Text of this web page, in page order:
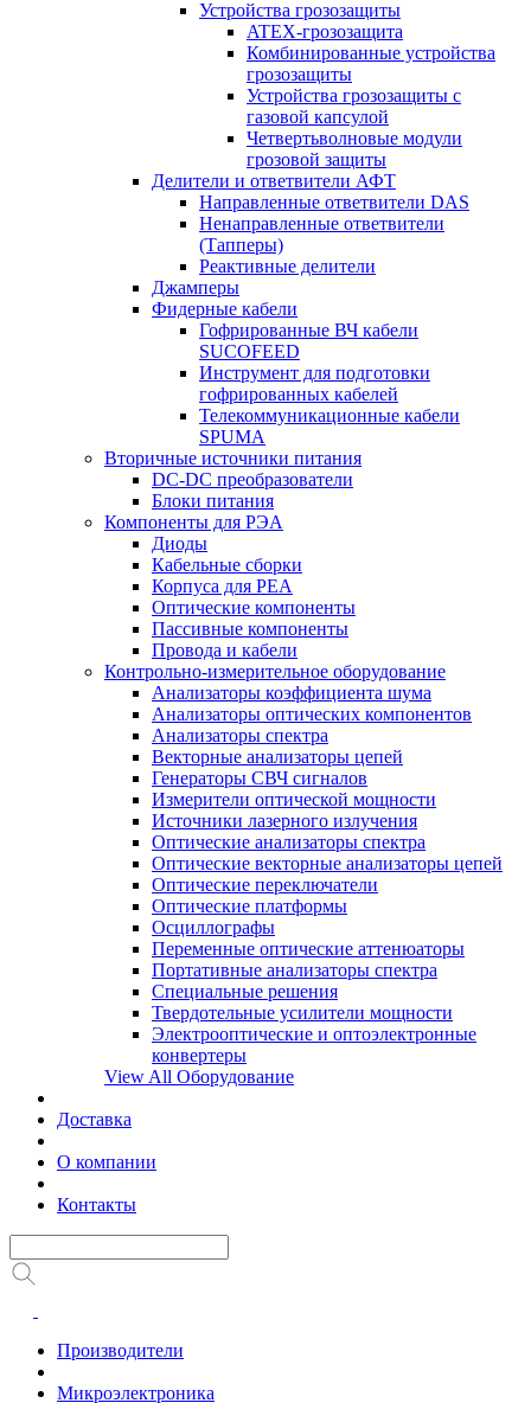
Устройства грозозащиты
ATEX-грозозащита
Комбинированные устройства
грозозащиты
Устройства грозозащиты с
газовой капсулой
Четвертьволновые модули
грозовой защиты
Делители и ответвители АФТ
Направленные ответвители DAS
Ненаправленные ответвители
(Тапперы)
Реактивные делители
Джамперы
Фидерные кабели
Гофрированные ВЧ кабели
SUCOFEED
Инструмент для подготовки
гофрированных кабелей
Телекоммуникационные кабели
SPUMA
Вторичные источники питания
DC-DC преобразователи
Блоки питания
Компоненты для РЭА
Диоды
Кабельные сборки
Корпуса для РЕА
Оптические компоненты
Пассивные компоненты
Провода и кабели
Контрольно-измерительное оборудование
Анализаторы коэффициента шума
Анализаторы оптических компонентов
Анализаторы спектра
Векторные анализаторы цепей
Генераторы СВЧ сигналов
Измерители оптической мощности
Источники лазерного излучения
Оптические анализаторы спектра
Оптические векторные анализаторы цепей
Оптические переключатели
Оптические платформы
Осциллографы
Переменные оптические аттенюаторы
Портативные анализаторы спектра
Специальные решения
Твердотельные усилители мощности
Электрооптические и оптоэлектронные
конвертеры
View All Оборудование
Доставка
О компании
Контакты
Производители
Микроэлектроника